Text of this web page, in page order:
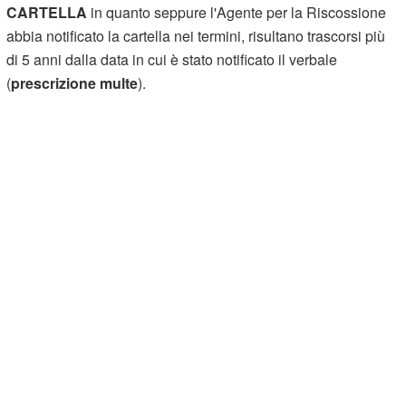
CARTELLA in quanto seppure l'Agente per la Riscossione
abbia notificato la cartella nei termini, risultano trascorsi più
di 5 anni dalla data in cui è stato notificato il verbale
(prescrizione multe).